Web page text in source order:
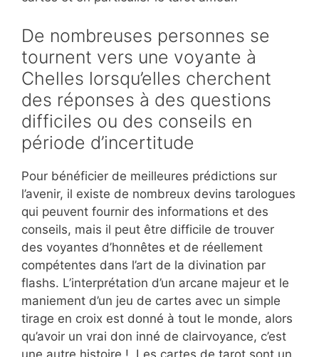
De nombreuses personnes se
tournent vers une voyante à
Chelles lorsqu’elles cherchent
des réponses à des questions
difficiles ou des conseils en
période d’incertitude
Pour bénéficier de meilleures prédictions sur
l’avenir, il existe de nombreux devins tarologues
qui peuvent fournir des informations et des
conseils, mais il peut être difficile de trouver
des voyantes d’honnêtes et de réellement
compétentes dans l’art de la divination par
flashs. L’interprétation d’un arcane majeur et le
maniement d’un jeu de cartes avec un simple
tirage en croix est donné à tout le monde, alors
qu’avoir un vrai don inné de clairvoyance, c’est
une autre histoire ! Les cartes de tarot sont un